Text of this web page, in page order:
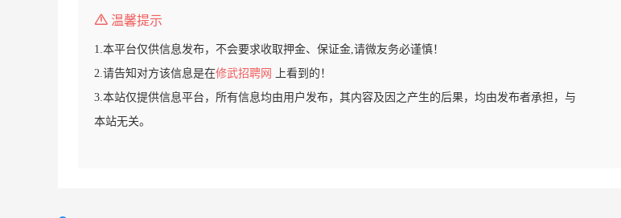
温馨提示
1.本平台仅供信息发布，不会要求收取押金、保证金,请微友务必谨慎！
2.请告知对方该信息是在修武招聘网
上看到的！
3.本站仅提供信息平台，所有信息均由用户发布，其内容及因之产生的后果，均由发布者承担，与
本站无关。